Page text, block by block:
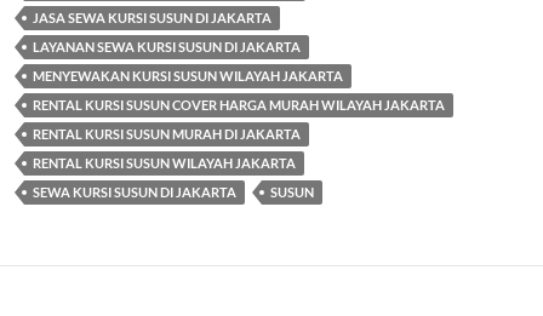
JASA SEWA KURSI SUSUN DI JAKARTA
LAYANAN SEWA KURSI SUSUN DI JAKARTA
MENYEWAKAN KURSI SUSUN WILAYAH JAKARTA
RENTAL KURSI SUSUN COVER HARGA MURAH WILAYAH JAKARTA
RENTAL KURSI SUSUN MURAH DI JAKARTA
RENTAL KURSI SUSUN WILAYAH JAKARTA
SEWA KURSI SUSUN DI JAKARTA
SUSUN